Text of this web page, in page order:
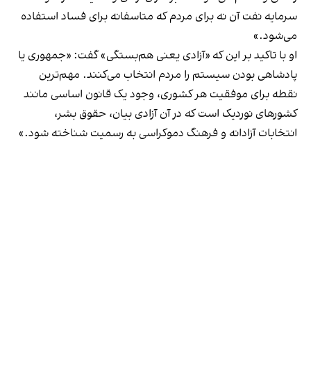
سرمایه نفت آن نه برای مردم که متاسفانه برای فساد استفاده
می‌شود.»
او با تاکید بر این که «آزادی یعنی هم‌بستگی» گفت: «جمهوری یا
پادشاهی بودن سیستم را مردم انتخاب می‌کنند. مهم‌ترین
نقطه برای موفقیت هر کشوری، وجود یک قانون اساسی مانند
کشورهای نوردیک است که در آن آزادی بیان، حقوق بشر،
انتخابات آزادانه و فرهنگ دموکراسی به رسمیت شناخته شود.»